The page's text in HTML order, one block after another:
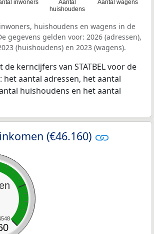
inwoners
Aantal
huishoudens
Aantal wagens
huishoudens en wagens in de
gegevens gelden voor: 2026 (adressen),
(huishoudens) en 2023 (wagens).
kerncijfers van STATBEL voor de
het aantal adressen, het aantal
huishoudens en het aantal
(€46.160)